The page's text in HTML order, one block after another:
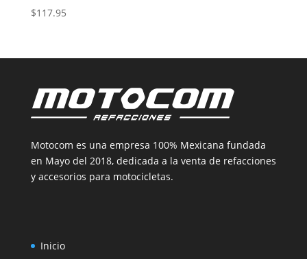
$117.95
Motocom es una empresa 100% Mexicana fundada
en Mayo del 2018, dedicada a la venta de refacciones
y accesorios para motocicletas.
Inicio